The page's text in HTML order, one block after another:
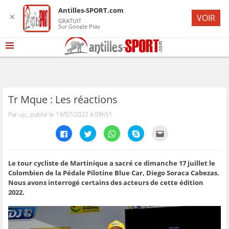
Tr Mque : Les réactions
Par ujc, publié le 19/07/2022 à 09h51
C
l
e
z
p
o
u
a
r
C
l
e
z
p
o
u
a
r
t
C
l
e
z
p
o
u
a
t
a
C
l
e
z
p
o
u
a
r
e
z
p
o
u
n
Le tour cycliste de Martinique a sacré ce dimanche 17 juillet le
Colombien de la Pédale Pilotine Blue Car, Diego Soraca Cabezas.
Nous avons interrogé certains des acteurs de cette édition
2022.
✕
Antilles-SPORT.com
GRATUIT
Sur Google Play
VOIR